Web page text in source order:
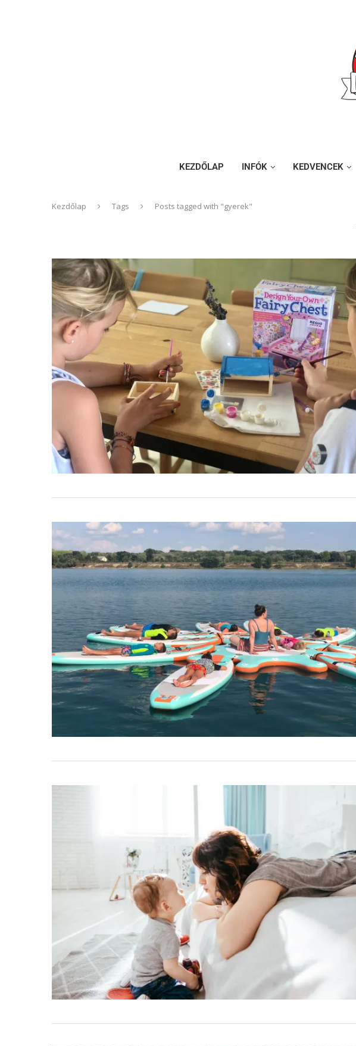
KEZDŐLAP INFÓK KEDVENCEK
Kezdőlap Tags Posts tagged with "gyerek"